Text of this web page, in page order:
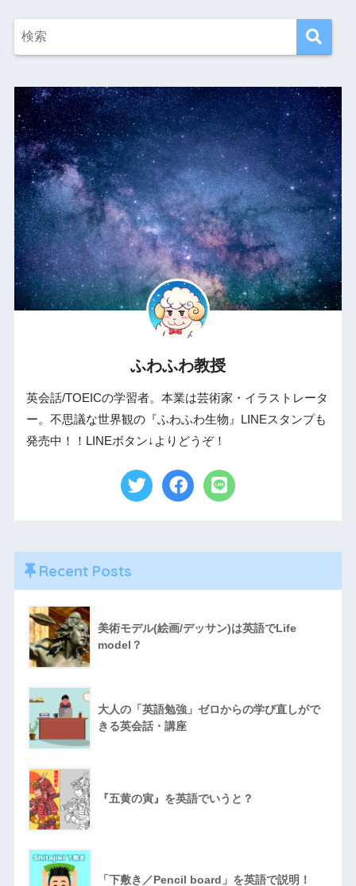
ふわふわ教授
英会話/TOEICの学習者。本業は芸術家・イラストレータ
ー。不思議な世界観の『ふわふわ生物』LINEスタンプも
発売中！！LINEボタン↓よりどうぞ！
Recent Posts
美術モデル(絵画/デッサン)は英語でLife
model？
大人の「英語勉強」ゼロからの学び直しがで
きる英会話・講座
『五黄の寅』を英語でいうと？
「下敷き／Pencil board」を英語で説明！